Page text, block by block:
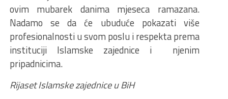
ovim mubarek danima mjeseca ramazana.
Nadamo se da će ubuduće pokazati više
profesionalnosti u svom poslu i respekta prema
instituciji Islamske zajednice i njenim
pripadnicima.
Rijaset Islamske zajednice u BiH